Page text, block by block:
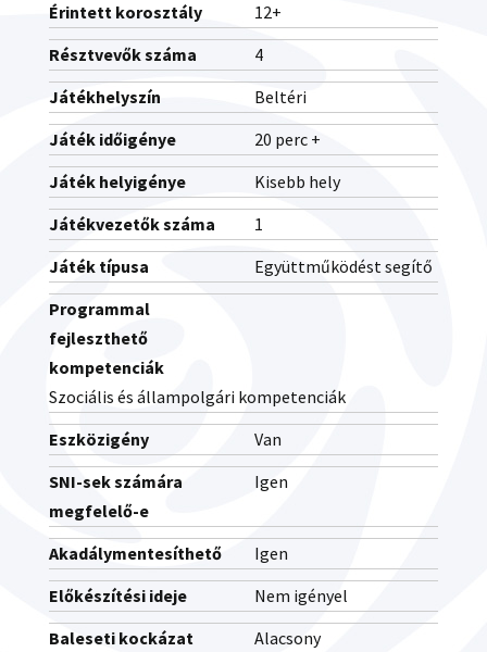
Érintett korosztály
12+
Résztvevők száma
4
Játékhelyszín
Beltéri
Játék időigénye
20 perc +
Játék helyigénye
Kisebb hely
Játékvezetők száma
1
Játék típusa
Együttműködést segítő
Programmal
fejleszthető
kompetenciák
Szociális és állampolgári kompetenciák
Eszközigény
Van
SNI-sek számára
megfelelő-e
Igen
Akadálymentesíthető
Igen
Előkészítési ideje
Nem igényel
Baleseti kockázat
Alacsony